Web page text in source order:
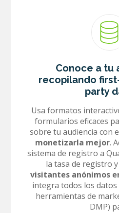
Conoce a tu
recopilando
party
Usa formatos
formularios eficaces
sobre tu audiencia con
monetizarla mejor.
sistema de registro a
la tasa de registro
visitantes anónimos
integra todos los
herramientas de
DMP)